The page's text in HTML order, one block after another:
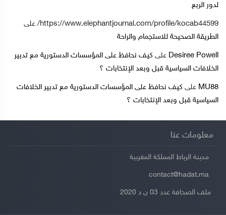
لدور الربع
https://www.elephantjournal.com/profile/kocab44599/ على
الطريقة الصحيحة للاستجمام والراحة
Desiree Powell على كيف نحافظ على المؤسسات الدستورية مع تدبير
الخلافات السياسية قبل وبعد الإنتخابات ؟
MU88 على كيف نحافظ على المؤسسات الدستورية مع تدبير الخلافات
السياسية قبل وبعد الإنتخابات ؟
معلومات عنا
مدينة الرباط المملكة المغربية
ملف الصحافة عدد 03 ن د 2020